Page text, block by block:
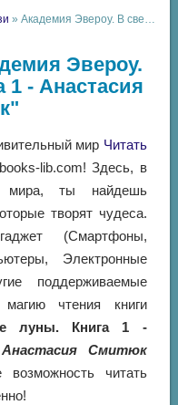
» Академия Эвероу. В свете луны. Книга 1 - Анастасия Смитюк
Эвероу.
1 - Анастасия
мир Читать
lib.com! Здесь, в
мира, ты найдешь
творят чудеса.
(Смартфоны,
Электронные
поддерживаемые
чтения книги
луны. Книга 1 -
Анастасия Смитюк
читать